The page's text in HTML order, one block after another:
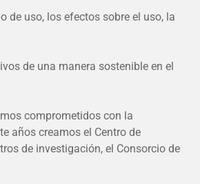
uso, los efectos sobre el uso, la
de una manera sostenible en el
comprometidos con la
años creamos el Centro de
de investigación, el Consorcio de